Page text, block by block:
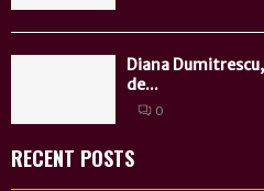
Diana
de...
0
RECENT POSTS